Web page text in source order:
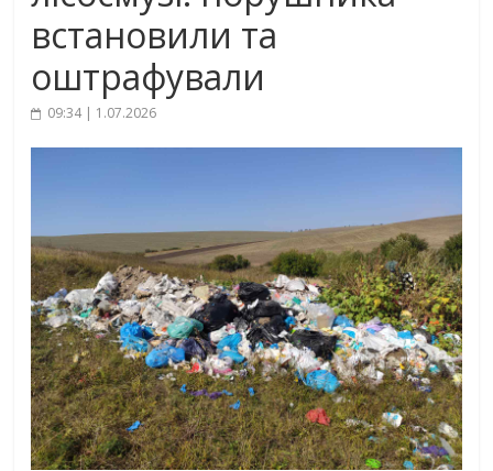
встановили та
оштрафували
09:34 | 1.07.2026